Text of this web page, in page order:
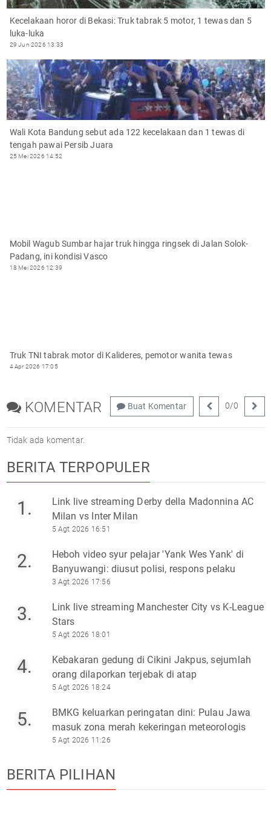
Kecelakaan horor di Bekasi: Truk tabrak 5 motor, 1 tewas dan 5
luka-luka
29 Jun 2026 13:33
Wali Kota Bandung sebut ada 122 kecelakaan dan 1 tewas di
tengah pawai Persib Juara
25 Mei 2026 14:52
Mobil Wagub Sumbar hajar truk hingga ringsek di Jalan Solok-
Padang, ini kondisi Vasco
18 Mei 2026 12:39
Truk TNI tabrak motor di Kalideres, pemotor wanita tewas
4 Apr 2026 17:05
KOMENTAR Buat Komentar 0/0
Tidak ada komentar.
BERITA TERPOPULER
1.
Link live streaming Derby della Madonnina AC
Milan vs Inter Milan
5 Agt 2026 16:51
2.
Heboh video syur pelajar 'Yank Wes Yank' di
Banyuwangi: diusut polisi, respons pelaku
3 Agt 2026 17:56
3.
Link live streaming Manchester City vs K-League
Stars
5 Agt 2026 18:01
4.
Kebakaran gedung di Cikini Jakpus, sejumlah
orang dilaporkan terjebak di atap
5 Agt 2026 18:24
5.
BMKG keluarkan peringatan dini: Pulau Jawa
masuk zona merah kekeringan meteorologis
5 Agt 2026 11:26
BERITA PILIHAN